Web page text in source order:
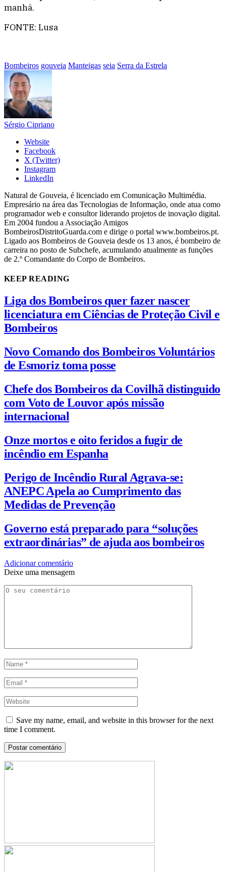
manhã.
FONTE: Lusa
Bombeiros gouveia Manteigas seia Serra da Estrela
Sérgio Cipriano
Website
Facebook
X (Twitter)
Instagram
LinkedIn
Natural de Gouveia, é licenciado em Comunicação Multimédia.
Empresário na área das Tecnologias de Informação, onde atua como
programador web e consultor liderando projetos de inovação digital.
Em 2004 fundou a Associação Amigos
BombeirosDistritoGuarda.com e dirige o portal www.bombeiros.pt.
Ligado aos Bombeiros de Gouveia desde os 13 anos, é bombeiro de
carreira no posto de Subchefe, acumulando atualmente as funções
de 2.º Comandante do Corpo de Bombeiros.
KEEP READING
Liga dos Bombeiros quer fazer nascer
licenciatura em Ciências de Proteção Civil e
Bombeiros
Novo Comando dos Bombeiros Voluntários
de Esmoriz toma posse
Chefe dos Bombeiros da Covilhã distinguido
com Voto de Louvor após missão
internacional
Onze mortos e oito feridos a fugir de
incêndio em Espanha
Perigo de Incêndio Rural Agrava-se:
ANEPC Apela ao Cumprimento das
Medidas de Prevenção
Governo está preparado para “soluções
extraordinárias” de ajuda aos bombeiros
Adicionar comentário
Deixe uma mensagem
Save my name, email, and website in this browser for the next
time I comment.